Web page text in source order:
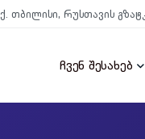
ქ. თბილისი, რუსთავის
ჩვენ შესახებ